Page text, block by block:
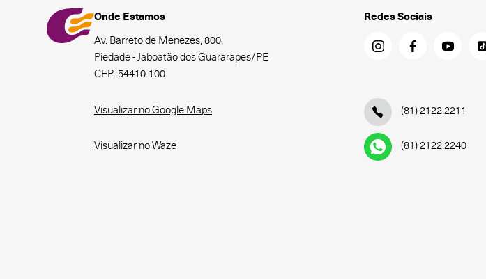
Onde Estamos
Av. Barreto de Menezes, 800,
Piedade - Jaboatão dos Guararapes/PE
CEP: 54410-100
Visualizar no Google Maps
Visualizar no Waze
Redes Sociais
(81) 2122.2211
(81) 2122.2240